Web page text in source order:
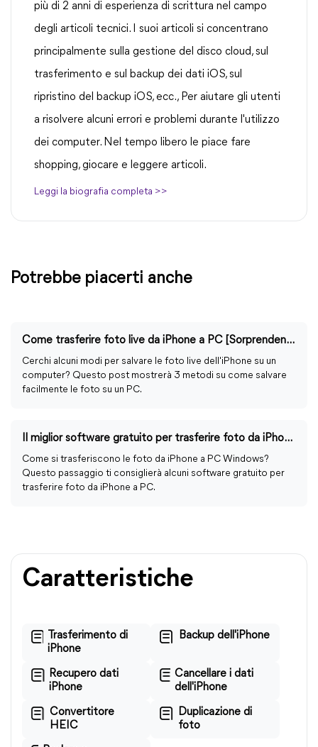
più di 2 anni di esperienza di scrittura nel campo
degli articoli tecnici. I suoi articoli si concentrano
principalmente sulla gestione del disco cloud, sul
trasferimento e sul backup dei dati iOS, sul
ripristino del backup iOS, ecc., Per aiutare gli utenti
a risolvere alcuni errori e problemi durante l'utilizzo
dei computer. Nel tempo libero le piace fare
shopping, giocare e leggere articoli.
Leggi la biografia completa >>
Potrebbe piacerti anche
Come trasferire foto live da iPhone a PC [Sorprendentemente facile!]
Cerchi alcuni modi per salvare le foto live dell'iPhone su un
computer? Questo post mostrerà 3 metodi su come salvare
facilmente le foto su un PC.
Il miglior software gratuito per trasferire foto da iPhone a PC
Come si trasferiscono le foto da iPhone a PC Windows?
Questo passaggio ti consiglierà alcuni software gratuito per
trasferire foto da iPhone a PC.
Caratteristiche
Trasferimento di
iPhone
Backup dell'iPhone
Recupero dati
iPhone
Cancellare i dati
dell'iPhone
Convertitore
HEIC
Duplicazione di
foto